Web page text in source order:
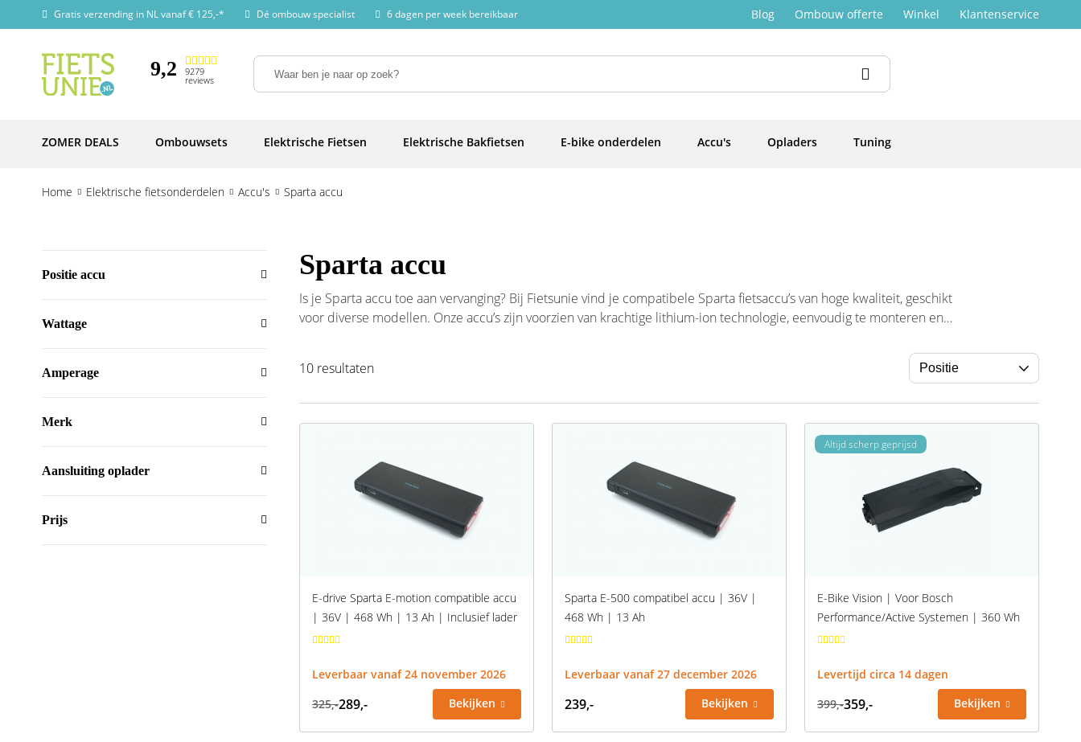
Gratis verzending in NL vanaf € 125,-* Dé ombouw specialist 6 dagen per week bereikbaar Blog Ombouw offerte Winkel Klantenservice
9,2 9279
reviews
ZOMER DEALS Ombouwsets Elektrische Fietsen Elektrische Bakfietsen E-bike onderdelen Accu's Opladers Tuning
Home Elektrische fietsonderdelen Accu's Sparta accu
Positie accu
Wattage
Amperage
Merk
Aansluiting oplader
Prijs
Sparta accu
Is je Sparta accu toe aan vervanging? Bij Fietsunie vind je compatibele Sparta fietsaccu’s van hoge kwaliteit, geschikt
voor diverse modellen. Onze accu’s zijn voorzien van krachtige lithium-ion technologie, eenvoudig te monteren en
10 resultaten
E-drive Sparta E-motion compatible accu
| 36V | 468 Wh | 13 Ah | Inclusief lader
Leverbaar vanaf 24 november 2026
325,-289,- Bekijken
Sparta E-500 compatibel accu | 36V |
468 Wh | 13 Ah
Leverbaar vanaf 27 december 2026
239,- Bekijken
Altijd scherp geprijsd
E-Bike Vision | Voor Bosch
Performance/Active Systemen | 360 Wh
Levertijd circa 14 dagen
399,-359,- Bekijken